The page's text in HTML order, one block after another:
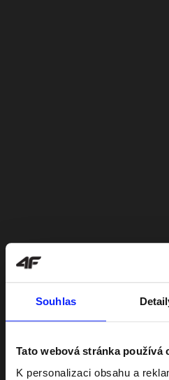
Souhlas
Tato webová stránka používá
K personalizaci obsahu a